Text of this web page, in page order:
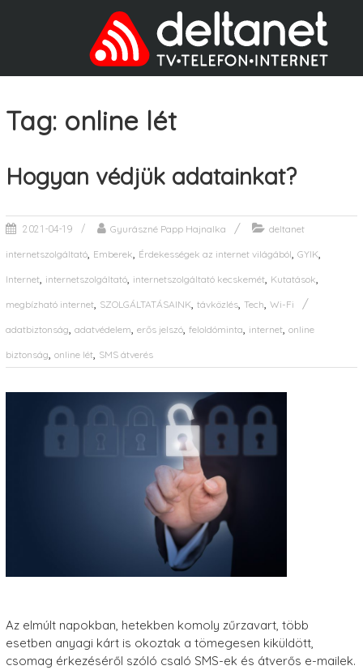
Tag: online lét
Hogyan védjük adatainkat?
2021-04-19 Gyurászné Papp Hajnalka deltanet
internetszolgáltató, Emberek, Érdekességek az internet világából, GYIK,
Internet, internetszolgáltató, internetszolgáltató kecskemét, Kutatások,
megbízható internet, SZOLGÁLTATÁSAINK, távközlés, Tech, Wi-Fi
adatbiztonság, adatvédelem, erős jelszó, feloldóminta, internet, online
biztonság, online lét, SMS átverés
Az elmúlt napokban, hetekben komoly zűrzavart, több
esetben anyagi kárt is okoztak a tömegesen kiküldött,
csomag érkezéséről szóló csaló SMS-ek és átverős e-mailek.